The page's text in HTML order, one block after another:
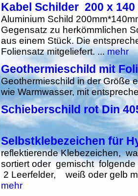
Kabel Schilder 200 x 140
Aluminium Schild
Gegensatz zu herkömmlichen
aus einem Stück. Die
Foliensatz mitgeliefert. ...mehr
Geothermieschild mit
Geothermieschild in der Größe
wie Warmwasser, mit
Schieberschild rot Din
Selbstklebezeichen für
reflektierende Klebezeichen,
sortiert oder gemischt
2 Leerfelder, weiß oder gelb
mehr